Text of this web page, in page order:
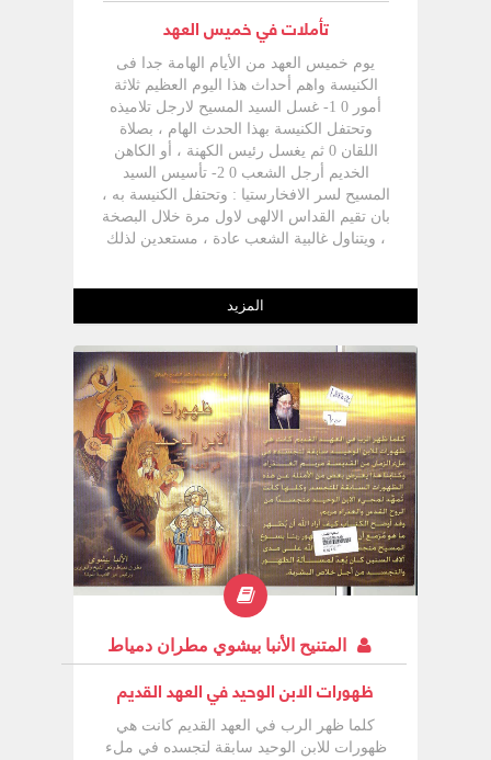
تأملات في خميس العهد
يوم خميس العهد من الأيام الهامة جدا فى
الكنيسة واهم أحداث هذا اليوم العظيم ثلاثة
أمور 0 1- غسل السيد المسيح لارجل تلاميذه
وتحتفل الكنيسة بهذا الحدث الهام ، بصلاة
اللقان 0 ثم يغسل رئيس الكهنة ، أو الكاهن
الخديم أرجل الشعب 0 2- تأسيس السيد
المسيح لسر الافخارستيا : وتحتفل الكنيسة به ،
بان تقيم القداس الالهى لاول مرة خلال البصخة
، ويتناول غالبية الشعب عادة ، مستعدين لذلك
هذا الكتيب نقدم لك عظات عن هذه
الموضوعات الثلاثة ألقيت فى الكاتدرائية
الكبرى خلال السنوات من 1974 إلى 1979 0
ونرجو فى المستقبل ، إن أحيانا الرب وعشنا ،
أن نجمع لك فى مجلد كبير كل ما ألقيناه من
عظات فى أسبوع الآلام ، راجين لكم بصخة
مقدسة
المزيد
المتنيح الأنبا بيشوي مطران دمياط
ظهورات الابن الوحيد في العهد القديم
كلما ظهر الرب في العهد القديم كانت هي
ظهورات للابن الوحيد سابقة لتجسده في ملء